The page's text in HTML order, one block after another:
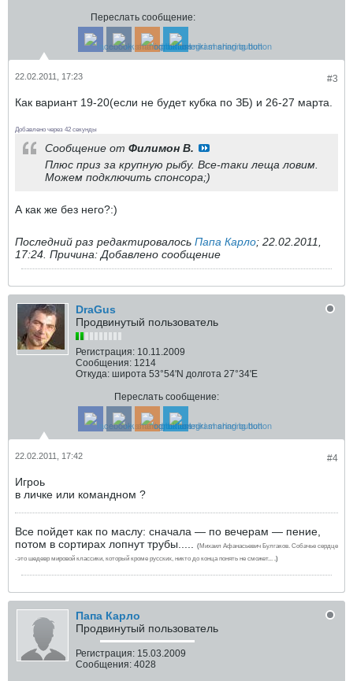
Переслать сообщение:
#3
22.02.2011, 17:23
Как вариант 19-20(если не будет кубка по ЗБ) и 26-27 марта.
Добавлено через 42 секунды
Сообщение от Филимон В.
Плюс приз за крупную рыбу. Все-таки леща ловим.
Можем подключить спонсора;)
А как же без него?:)
Последний раз редактировалось Папа Карло; 22.02.2011,
17:24. Причина:Добавлено сообщение
DraGus
Продвинутый пользователь
Регистрация: 10.11.2009
Сообщения: 1214
Откуда: широта 53°54'N долгота 27°34'E
Переслать сообщение:
#4
22.02.2011, 17:42
Игроь
в личке или командном ?
Все пойдет как по маслу: сначала — по вечерам — пение,
потом в сортирах лопнут трубы..... (Михаил Афанасьевич Булгаков. Собачье сердце
-это шедевр мировой классики, который кроме русских, никто до конца понять не сможет.....)
Папа Карло
Продвинутый пользователь
Регистрация: 15.03.2009
Сообщения: 4028